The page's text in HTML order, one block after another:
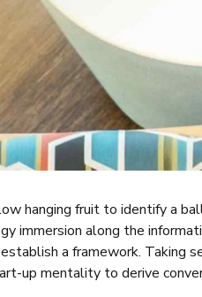
hanging fruit to identify a
immersion along the
a framework. Taking
up mentality to derive